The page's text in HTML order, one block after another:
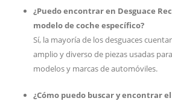
¿Puedo encontrar en Desguace
modelo de coche específico?
Sí, la mayoría de los desguaces
amplio y diverso de piezas usadas
modelos y marcas de automóviles.
¿Cómo puedo buscar y encontrar